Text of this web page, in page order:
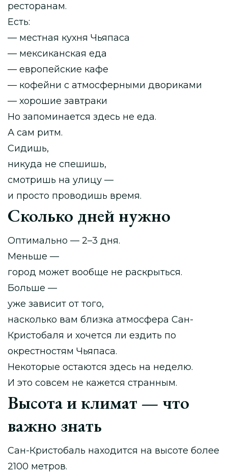
ресторанам.
Есть:
— местная кухня Чьяпаса
— мексиканская еда
— европейские кафе
— кофейни с атмосферными двориками
— хорошие завтраки
Но запоминается здесь не еда.
А сам ритм.
Сидишь,
никуда не спешишь,
смотришь на улицу —
и просто проводишь время.
Сколько дней нужно
Оптимально — 2–3 дня.
Меньше —
город может вообще не раскрыться.
Больше —
уже зависит от того,
насколько вам близка атмосфера Сан-
Кристобаля и хочется ли ездить по
окрестностям Чьяпаса.
Некоторые остаются здесь на неделю.
И это совсем не кажется странным.
Высота и климат — что
важно знать
Сан-Кристобаль находится на высоте более
2100 метров.